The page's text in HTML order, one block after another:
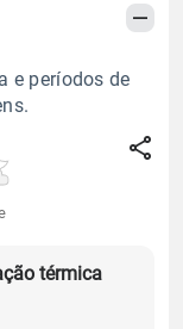
e períodos de
térmica